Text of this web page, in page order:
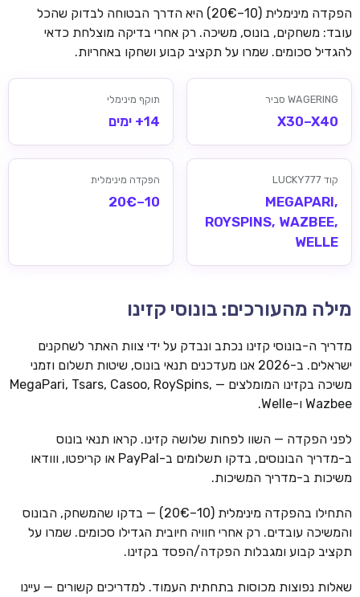
הפקדה מינימלית (10–20€) היא הדרך הבטוחה לבדוק שהכל
עובד: משחקים, בונוס, משיכה. רק אחרי בדיקה מוצלחת כדאי
להגדיל סכומים. שמרו על תקציב קבוע ושחקו באחריות.
WAGERING סביר
X30–X40
תוקף מינימלי
14+ ימים
קוד LUCKY777
MEGAPARI,
ROYSPINS, WAZBEE,
WELLE
הפקדה מינימלית
10–20€
מילה מהעורכים: בונוסי קזינו
מדריך ה-בונוסי קזינו נכתב ונבדק על ידי צוות האתר לשחקנים
ישראלים. ב-2026 אנו מעדכנים תנאי בונוס, שיטות תשלום וזמני
משיכה בקזינו המומלצים — MegaPari, Tsars, Casoo, RoySpins,
Wazbee ו-Welle.
לפני הפקדה — השוו לפחות שלושה קזינו. קראו תנאי בונוס
ב-מדריך הבונוסים, בדקו תשלומים ב-PayPal או קריפטו, ווודאו
משיכות ב-מדריך המשיכות.
התחילו בהפקדה מינימלית (10–20€) — בדקו שהמשחק, הבונוס
והמשיכה עובדים. רק אחרי חוויה חיובית הגדילו סכומים. שמרו על
תקציב קבוע ומגבלות הפקדה/הפסד בקזינו.
שאלות נפוצות מכוסות בתחתית העמוד. למדריכים קשורים — עיינו